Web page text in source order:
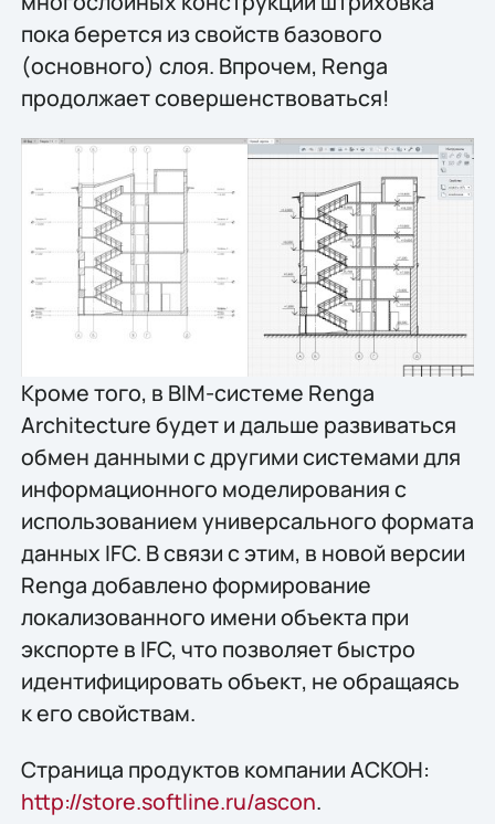
пока берется из свойств базового
(основного) слоя. Впрочем, Renga
продолжает совершенствоваться!
Кроме того, в BIM-системе Renga
Architecture будет и дальше развиваться
обмен данными с другими системами для
информационного моделирования с
использованием универсального формата
данных IFC. В связи с этим, в новой версии
Renga добавлено формирование
локализованного имени объекта при
экспорте в IFC, что позволяет быстро
идентифицировать объект, не обращаясь
к его свойствам.
Страница продуктов компании АСКОН:
http://store.softline.ru/ascon.